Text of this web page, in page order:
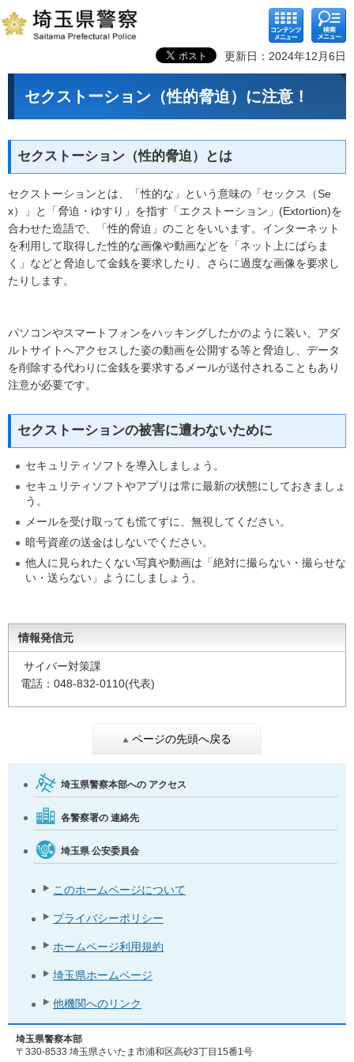
コンテ
ンツメ
ニュー
検索メ
ニュー
更新日：2024年12月6日
セクストーション（性的脅迫）に注意！
セクストーション（性的脅迫）とは
セクストーションとは、「性的な」という意味の「セックス（Se
x）」と「脅迫・ゆすり」を指す「エクストーション」(Extortion)を
合わせた造語で、「性的脅迫」のことをいいます。インターネット
を利用して取得した性的な画像や動画などを「ネット上にばらま
く」などと脅迫して金銭を要求したり、さらに過度な画像を要求し
たりします。
パソコンやスマートフォンをハッキングしたかのように装い、アダ
ルトサイトへアクセスした姿の動画を公開する等と脅迫し、データ
を削除する代わりに金銭を要求するメールが送付されることもあり
注意が必要です。
セクストーションの被害に遭わないために
セキュリティソフトを導入しましょう。
セキュリティソフトやアプリは常に最新の状態にしておきましょ
う。
メールを受け取っても慌てずに、無視してください。
暗号資産の送金はしないでください。
他人に見られたくない写真や動画は「絶対に撮らない・撮らせな
い・送らない」ようにしましょう。
情報発信元
サイバー対策課
電話：048-832-0110(代表)
ページの先頭へ戻る
埼玉県警察本部への アクセス
各警察署の 連絡先
埼玉県 公安委員会
このホームページについて
プライバシーポリシー
ホームページ利用規約
埼玉県ホームページ
他機関へのリンク
埼玉県警察本部
〒330-8533 埼玉県さいたま市浦和区高砂3丁目15番1号